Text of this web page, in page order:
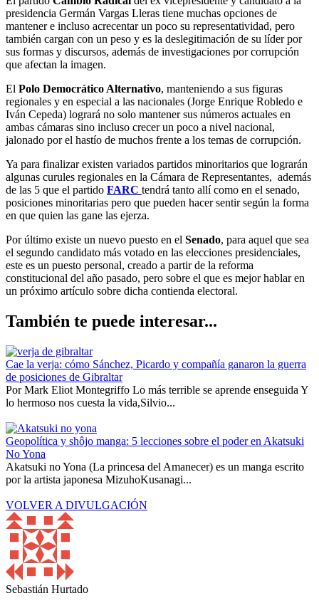
presidencia Germán Vargas Lleras tiene muchas opciones de
mantener e incluso acrecentar un poco su representatividad, pero
también cargan con un peso y es la deslegitimación de su líder por
sus formas y discursos, además de investigaciones por corrupción
que afectan la imagen.
El Polo Democrático Alternativo, manteniendo a sus figuras
regionales y en especial a las nacionales (Jorge Enrique Robledo e
Iván Cepeda) logrará no solo mantener sus números actuales en
ambas cámaras sino incluso crecer un poco a nivel nacional,
jalonado por el hastío de muchos frente a los temas de corrupción.
Ya para finalizar existen variados partidos minoritarios que lograrán
algunas curules regionales en la Cámara de Representantes, además
de las 5 que el partido FARC tendrá tanto allí como en el senado,
posiciones minoritarias pero que pueden hacer sentir según la forma
en que quien las gane las ejerza.
Por último existe un nuevo puesto en el Senado, para aquel que sea
el segundo candidato más votado en las elecciones presidenciales,
este es un puesto personal, creado a partir de la reforma
constitucional del año pasado, pero sobre el que es mejor hablar en
un próximo artículo sobre dicha contienda electoral.
También te puede interesar...
Cae la verja: cómo Sánchez, Picardo y compañía ganaron la guerra
de posiciones de Gibraltar
Por Mark Eliot Montegriffo Lo más terrible se aprende enseguida Y
lo hermoso nos cuesta la vida,Silvio...
Geopolítica y shôjo manga: 5 lecciones sobre el poder en Akatsuki
No Yona
Akatsuki no Yona (La princesa del Amanecer) es un manga escrito
por la artista japonesa MizuhoKusanagi...
VOLVER A DIVULGACIÓN
Sebastián Hurtado